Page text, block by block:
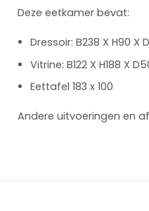
Deze eetkamer bevat:
Dressoir: B238 X H90 X
Vitrine: B122 X H188 X
Eettafel 183 x 100
Andere uitvoeringen en